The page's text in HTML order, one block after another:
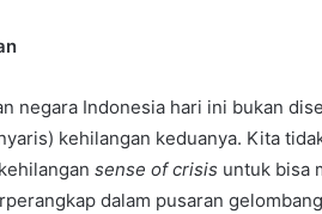
negara Indonesia hari ini bukan
kehilangan keduanya. Kita
sense of crisis untuk bisa
dalam pusaran